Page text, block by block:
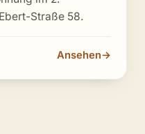
Straße 58.
Ansehen→